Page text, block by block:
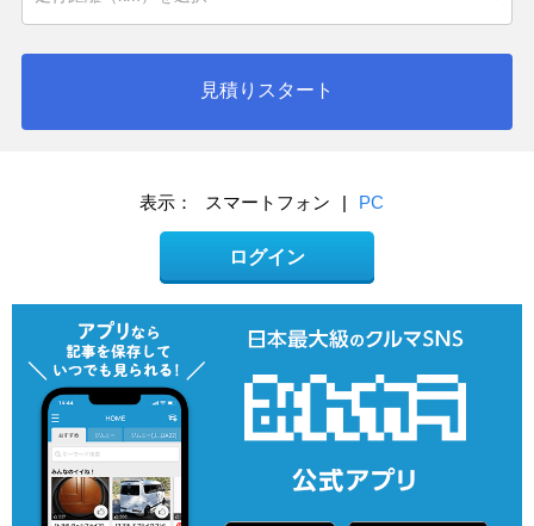
見積りスタート
表示： スマートフォン | PC
ログイン